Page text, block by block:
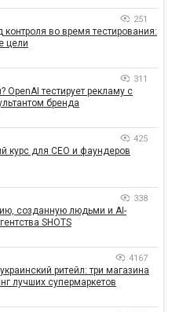
251
во время тестирования:
цели
311
тестирует рекламу с
бренда
425
курс для CEO и фаундеров
338
созданную людьми и AI-
SHOTS
4167
ритейл: три магазина
лучших супермаркетов